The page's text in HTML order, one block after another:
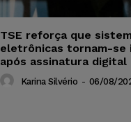
TSE reforça que
eletrônicas tornam-se
após assinatura digital
Karina Silvério - 06/08/